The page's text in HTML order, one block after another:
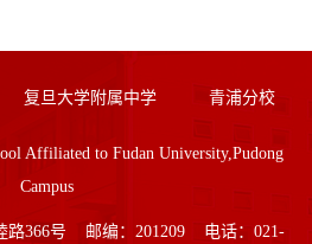
复旦大学附属中学 青浦分校
Affiliated to Fudan University,Pudong
Campus
路366号 邮编：201209 电话：021-